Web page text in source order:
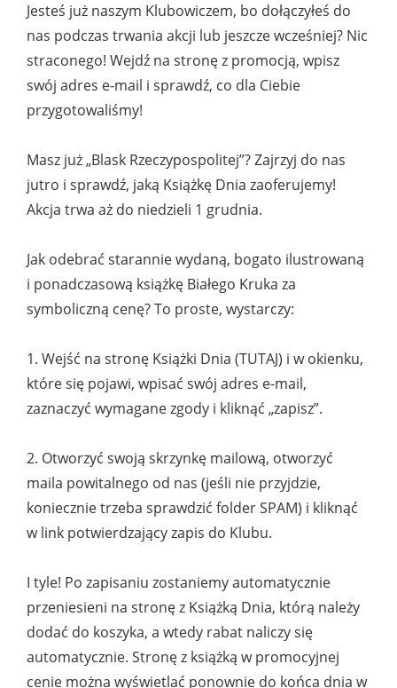
Jesteś już naszym Klubowiczem, bo dołączyłeś do
nas podczas trwania akcji lub jeszcze wcześniej? Nic
straconego! Wejdź na stronę z promocją, wpisz
swój adres e-mail i sprawdź, co dla Ciebie
przygotowaliśmy!
Masz już „Blask Rzeczypospolitej”? Zajrzyj do nas
jutro i sprawdź, jaką Książkę Dnia zaoferujemy!
Akcja trwa aż do niedzieli 1 grudnia.
Jak odebrać starannie wydaną, bogato ilustrowaną
i ponadczasową książkę Białego Kruka za
symboliczną cenę? To proste, wystarczy:
1. Wejść na stronę Książki Dnia (TUTAJ) i w okienku,
które się pojawi, wpisać swój adres e-mail,
zaznaczyć wymagane zgody i kliknąć „zapisz”.
2. Otworzyć swoją skrzynkę mailową, otworzyć
maila powitalnego od nas (jeśli nie przyjdzie,
koniecznie trzeba sprawdzić folder SPAM) i kliknąć
w link potwierdzający zapis do Klubu.
I tyle! Po zapisaniu zostaniemy automatycznie
przeniesieni na stronę z Książką Dnia, którą należy
dodać do koszyka, a wtedy rabat naliczy się
automatycznie. Stronę z książką w promocyjnej
cenie można wyświetlać ponownie do końca dnia w